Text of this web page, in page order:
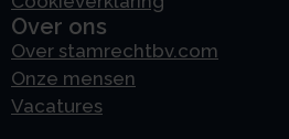
Over ons
Over stamrechtbv.com
Onze mensen
Vacatures